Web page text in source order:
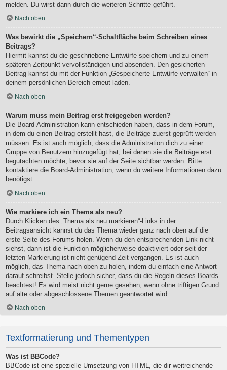
melden. Du wirst dann durch die weiteren Schritte geführt.
Nach oben
Was bewirkt die „Speichern“-Schaltfläche beim Schreiben eines
Beitrags?
Hiermit kannst du die geschriebene Entwürfe speichern und zu einem
späteren Zeitpunkt vervollständigen und absenden. Den gesicherten
Beitrag kannst du mit der Funktion „Gespeicherte Entwürfe verwalten“ in
deinem persönlichen Bereich erneut laden.
Nach oben
Warum muss mein Beitrag erst freigegeben werden?
Die Board-Administration kann entschieden haben, dass in dem Forum,
in dem du einen Beitrag erstellt hast, die Beiträge zuerst geprüft werden
müssen. Es ist auch möglich, dass die Administration dich zu einer
Gruppe von Benutzern hinzugefügt hat, bei denen sie die Beiträge erst
begutachten möchte, bevor sie auf der Seite sichtbar werden. Bitte
kontaktiere die Board-Administration, wenn du weitere Informationen dazu
benötigst.
Nach oben
Wie markiere ich ein Thema als neu?
Durch Klicken des „Thema als neu markieren“-Links in der
Beitragsansicht kannst du das Thema wieder ganz nach oben auf die
erste Seite des Forums holen. Wenn du den entsprechenden Link nicht
siehst, dann ist die Funktion möglicherweise deaktiviert oder seit der
letzten Markierung ist nicht genügend Zeit vergangen. Es ist auch
möglich, das Thema nach oben zu holen, indem du einfach eine Antwort
darauf schreibst. Stelle jedoch sicher, dass du die Regeln dieses Boards
beachtest! Es wird meist nicht gerne gesehen, wenn ohne triftigen Grund
auf alte oder abgeschlossene Themen geantwortet wird.
Nach oben
Textformatierung und Thementypen
Was ist BBCode?
BBCode ist eine spezielle Umsetzung von HTML, die dir weitreichende